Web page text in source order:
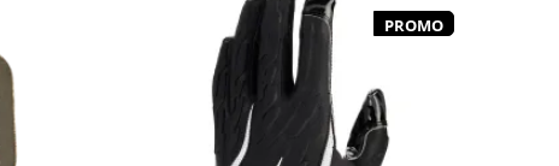
PROMO